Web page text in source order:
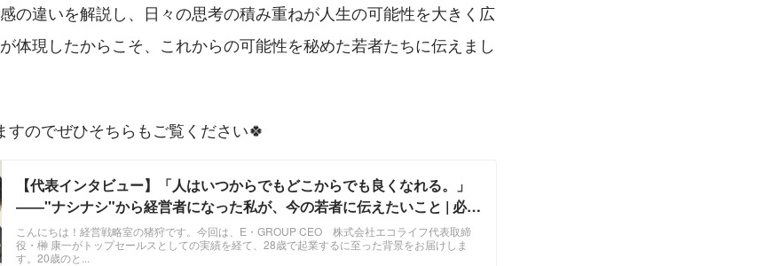
の違いを解説し、日々の思考の積み重ねが人生の可能性を大きく広
体現したからこそ、これからの可能性を秘めた若者たちに伝えまし
のでぜひそちらもご覧ください🍀
【代表インタビュー】「人はいつからでもどこからでも良くなれる。」
――"ナシナシ"から経営者になった私が、今の若者に伝えたいこと | 必
読・代表記事
こんにちは！経営戦略室の猪狩です。今回は、E・GROUP CEO 株式会社エコライフ代表取締
役・榊 康一がトップセールスとしての実績を経て、28歳で起業するに至った背景をお届けしま
す。20歳のと...